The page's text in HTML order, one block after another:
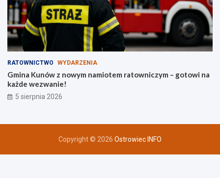
RATOWNICTWO WYDARZENIA
Gmina Kunów z nowym namiotem ratowniczym – gotowi na
każde wezwanie!
5 sierpnia 2026
Copyright © 2026 Ostrowiec INFO